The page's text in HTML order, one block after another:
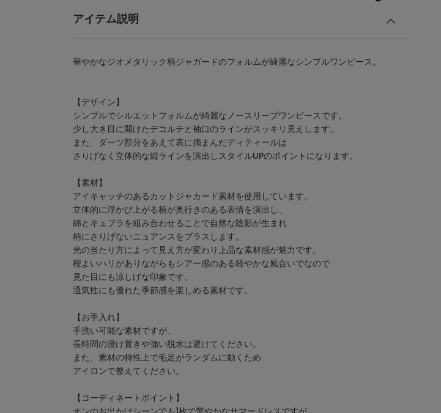
アイテム説明
華やかなジオメタリック柄ジャガードのフォルムが綺麗なシンプルワンピース。
【デザイン】
シンプルでシルエットフォルムが綺麗なノースリーブワンピースです。
少し大き目に開けたデコルテと袖口のラインがスッキリ見えします。
また、ダーツ部分をあえて表に摘まんだディティールは
さりげなく立体的な縦ラインを演出しスタイルUPのポイントになります。
【素材】
アイキャッチのあるカットジャカード素材を使用しています。
立体的に浮かび上がる柄が奥行きのある表情を演出し、
綿とキュプラを組み合わせることで自然な陰影が生まれ
柄にさりげないニュアンスをプラスします。
光の当たり方によって見え方が変わり上品な素材感が魅力です。
程よいハリがありながらもシアー感のある軽やかな風合いでなので
見た目にも涼しげな印象です。
通気性にも優れた季節感を楽しめる素材です。
【お手入れ】
手洗い可能な素材ですが、
長時間の浸け置きや強い脱水は避けてください。
また、素材の特性上で毛足がランダムに動くため
アイロンで整えてください。
【コーディネートポイント】